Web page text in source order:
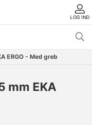
LOG IND
ERGO - Med greb
mm EKA